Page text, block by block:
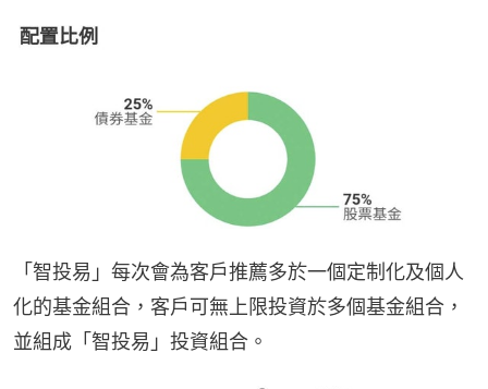
「智投易」每次會為客戶推薦多於一個定制化及個人
化的基金組合，客戶可無上限投資於多個基金組合，
並組成「智投易」投資組合。